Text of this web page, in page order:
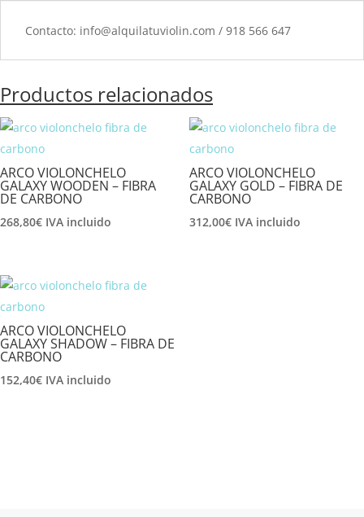
Contacto: info@alquilatuviolin.com / 918 566 647
Productos relacionados
ARCO VIOLONCHELO
GALAXY WOODEN – FIBRA
DE CARBONO
268,80€ IVA incluido
ARCO VIOLONCHELO
GALAXY GOLD – FIBRA DE
CARBONO
312,00€ IVA incluido
ARCO VIOLONCHELO
GALAXY SHADOW – FIBRA DE
CARBONO
152,40€ IVA incluido